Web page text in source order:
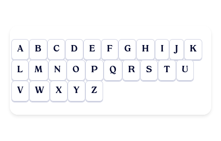
A B C D E F G H I J K
L M N O P Q R S T U
V W X Y Z